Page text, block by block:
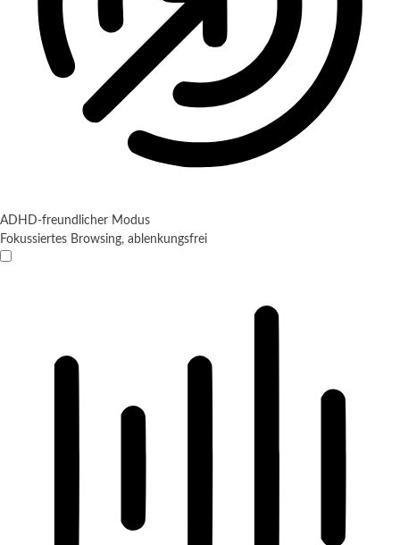
ADHD-freundlicher Modus
Fokussiertes Browsing, ablenkungsfrei